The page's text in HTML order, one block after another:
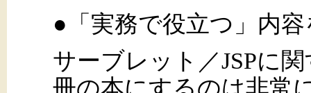
●「実務で役立つ」内
サーブレット／JSPに